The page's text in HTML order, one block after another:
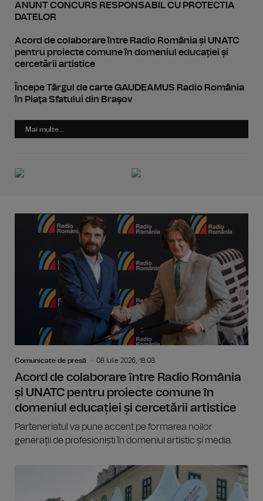
ANUNT CONCURS RESPONSABIL CU PROTECTIA
DATELOR
Acord de colaborare între Radio România și UNATC
pentru proiecte comune în domeniul educației și
cercetării artistice
Începe Târgul de carte GAUDEAMUS Radio România
în Piaţa Sfatului din Braşov
Mai multe...
Comunicate de presă 08 Iulie 2026, 18:08
Acord de colaborare între Radio România
și UNATC pentru proiecte comune în
domeniul educației și cercetării artistice
Parteneriatul va pune accent pe formarea noilor
generații de profesioniști în domeniul artistic și media.